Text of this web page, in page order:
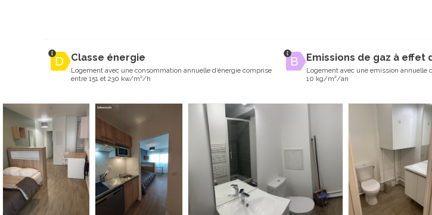
Classe énergie
Logement avec une consommation annuelle d’énergie comprise
entre 151 et 230 kw/m²/h
Emissions de gaz à effet
Logement avec une emission annuelle
10 kg/m²/an